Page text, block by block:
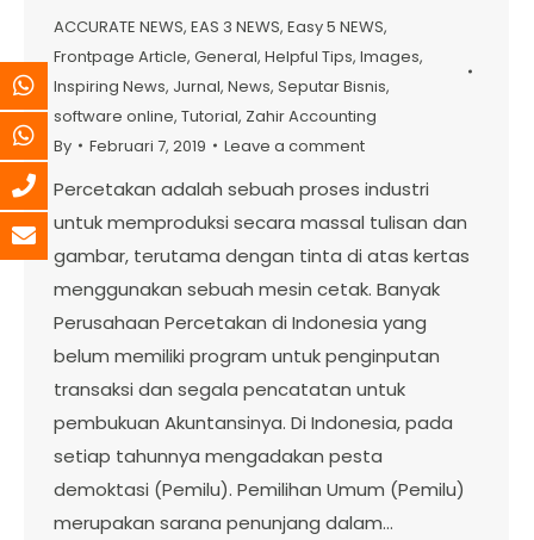
ACCURATE NEWS, EAS 3 NEWS, Easy 5 NEWS,
Frontpage Article, General, Helpful Tips, Images,
Inspiring News, Jurnal, News, Seputar Bisnis,
software online, Tutorial, Zahir Accounting
By
Februari 7, 2019 Leave a comment
Percetakan adalah sebuah proses industri
untuk memproduksi secara massal tulisan dan
gambar, terutama dengan tinta di atas kertas
menggunakan sebuah mesin cetak. Banyak
Perusahaan Percetakan di Indonesia yang
belum memiliki program untuk penginputan
transaksi dan segala pencatatan untuk
pembukuan Akuntansinya. Di Indonesia, pada
setiap tahunnya mengadakan pesta
demoktasi (Pemilu). Pemilihan Umum (Pemilu)
merupakan sarana penunjang dalam…